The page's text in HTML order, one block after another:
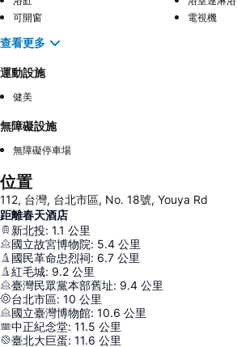
可開窗
電視機
查看更多
運動設施
健美
無障礙設施
無障礙停車場
位置
112, 台灣, 台北市區, No. 18號, Youya Rd
距離春天酒店
新北投: 1.1 公里
國立故宮博物院: 5.4 公里
國民革命忠烈祠: 6.7 公里
紅毛城: 9.2 公里
臺灣民眾黨本部舊址: 9.4 公里
台北市區: 10 公里
國立臺灣博物館: 10.6 公里
中正紀念堂: 11.5 公里
臺北大巨蛋: 11.6 公里